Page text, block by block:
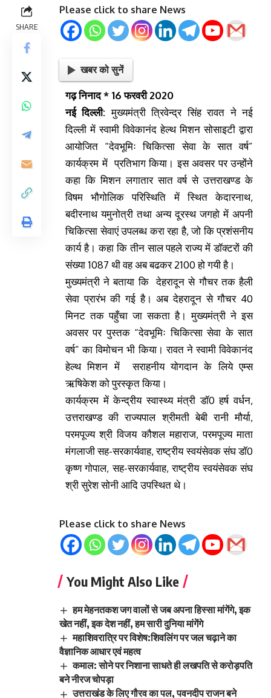
SHARE
Please click to share News
खबर को सुनें
गढ़ निनाद * 16 फरवरी 2020
नई दिल्ली: मुख्यमंत्री त्रिवेन्द्र सिंह रावत ने नई
दिल्ली में स्वामी विवेकानंद हेल्थ मिशन सोसाइटी द्वारा
आयोजित “देवभूमिः चिकित्सा सेवा के सात वर्ष”
कार्यक्रम में प्रतिभाग किया। इस अवसर पर उन्होंने
कहा कि मिशन लगातार सात वर्ष से उत्तराखण्ड के
विषम भौगोलिक परिस्थिति में स्थित केदारनाथ,
बदीरनाथ यमुनोत्री तथा अन्य दूरस्थ जगहो में अपनी
चिकित्सा सेवाएं उपलब्ध करा रहा है, जो कि प्रशंसनीय
कार्य है। कहा कि तीन साल पहले राज्य में डॉक्टरों की
संख्या 1087 थी वह अब बढकर 2100 हो गयी है।
मुख्यमंत्री ने बताया कि देहरादून से गौचर तक हैली
सेवा प्रारंभ की गई है। अब देहरादून से गौचर 40
मिनट तक पहुँचा जा सकता है। मुख्यमंत्री ने इस
अवसर पर पुस्तक “देवभूमिः चिकित्सा सेवा के सात
वर्ष” का विमोचन भी किया। रावत ने स्वामी विवेकानंद
हेल्थ मिशन में सराहनीय योगदान के लिये एम्स
ऋषिकेश को पुरस्कृत किया।
कार्यक्रम में केन्द्रीय स्वास्थ्य मंत्री डॉ0 हर्ष वर्धन,
उत्तराखण्ड की राज्यपाल श्रीमती बेबी रानी मौर्या,
परमपूज्य श्री विजय कौशल महाराज, परमपूज्य माता
मंगलाजी सह-सरकार्यवाह, राष्ट्रीय स्वयंसेवक संघ डॉ0
कृष्ण गोपाल, सह-सरकार्यवाह, राष्ट्रीय स्वयंसेवक संघ
श्री सुरेश सोनी आदि उपस्थित थे।
Please click to share News
You Might Also Like
हम मेहनतकश जग वालों से जब अपना हिस्‍सा मांगेंगे, इक
खेत नहीं, इक देश नहीं, हम सारी दुनिया मांगेंगे
महाशिवरात्रि पर विशेष:शिवलिंग पर जल चढ़ाने का
वैज्ञानिक आधार एवं महत्व
कमाल: सोने पर निशाना साधते ही लखपति से करोड़पति
बने नीरज चोपड़ा
उत्तराखंड के लिए गौरव का पल, पवनदीप राजन बने